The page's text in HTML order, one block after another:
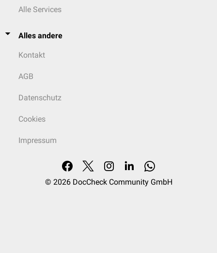
Alle Services
Alles andere
Kontakt
AGB
Datenschutz
Cookies
Impressum
© 2026 DocCheck Community GmbH